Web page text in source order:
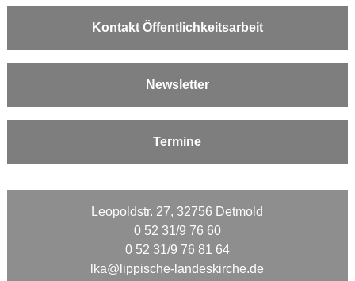
Kontakt Öffentlichkeitsarbeit
Newsletter
Termine
Leopoldstr. 27, 32756 Detmold
0 52 31/9 76 60
0 52 31/9 76 81 64
lka@lippische-landeskirche.de